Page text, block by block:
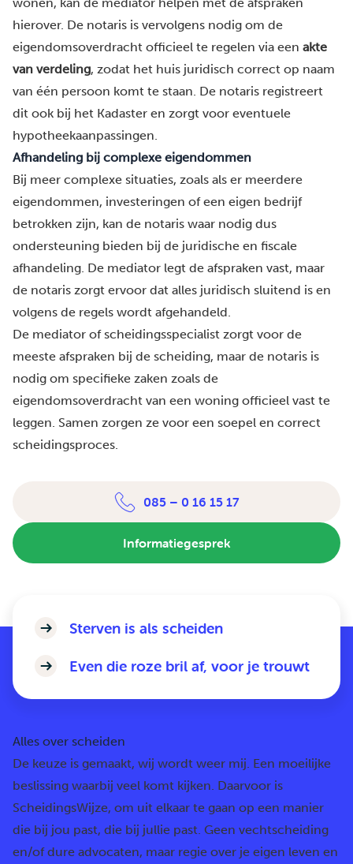
hierover. De notaris is vervolgens nodig om de
eigendomsoverdracht officieel te regelen via een akte
van verdeling, zodat het huis juridisch correct op naam
van één persoon komt te staan. De notaris registreert
dit ook bij het Kadaster en zorgt voor eventuele
hypotheekaanpassingen.
Afhandeling bij complexe eigendommen
Bij meer complexe situaties, zoals als er meerdere
eigendommen, investeringen of een eigen bedrijf
betrokken zijn, kan de notaris waar nodig dus
ondersteuning bieden bij de juridische en fiscale
afhandeling. De mediator legt de afspraken vast, maar
de notaris zorgt ervoor dat alles juridisch sluitend is en
volgens de regels wordt afgehandeld.
De mediator of scheidingsspecialist zorgt voor de
meeste afspraken bij de scheiding, maar de notaris is
nodig om specifieke zaken zoals de
eigendomsoverdracht van een woning officieel vast te
leggen. Samen zorgen ze voor een soepel en correct
scheidingsproces.
085 – 0 16 15 17
Informatiegesprek
Sterven is als scheiden
Even die roze bril af, voor je trouwt
Alles over scheiden
De keuze is gemaakt, wij wordt weer mij. Een moeilijke
beslissing waarbij veel komt kijken. Daarvoor is
ScheidingsWijze, om uit elkaar te gaan op een manier
die bij jou past, die bij jullie past. Geen vechtscheiding
en/of dure advocaten, maar regie over je eigen leven en